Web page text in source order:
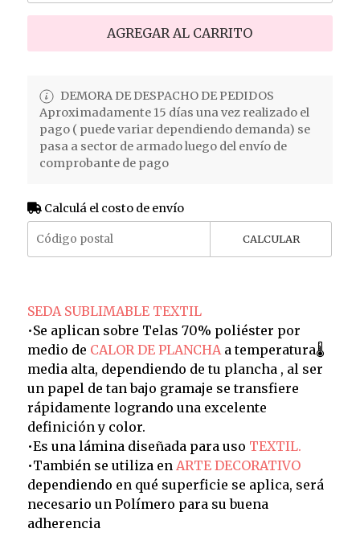
AGREGAR AL CARRITO
DEMORA DE DESPACHO DE PEDIDOS
Aproximadamente 15 días una vez realizado el
pago ( puede variar dependiendo demanda) se
pasa a sector de armado luego del envío de
comprobante de pago
Calculá el costo de envío
CALCULAR
SEDA SUBLIMABLE TEXTIL
•Se aplican sobre Telas 70% poliéster por
medio de CALOR DE PLANCHA a temperatura🌡️
media alta, dependiendo de tu plancha , al ser
un papel de tan bajo gramaje se transfiere
rápidamente logrando una excelente
definición y color.
•Es una lámina diseñada para uso TEXTIL.
•También se utiliza en ARTE DECORATIVO
dependiendo en qué superficie se aplica, será
necesario un Polímero para su buena
adherencia